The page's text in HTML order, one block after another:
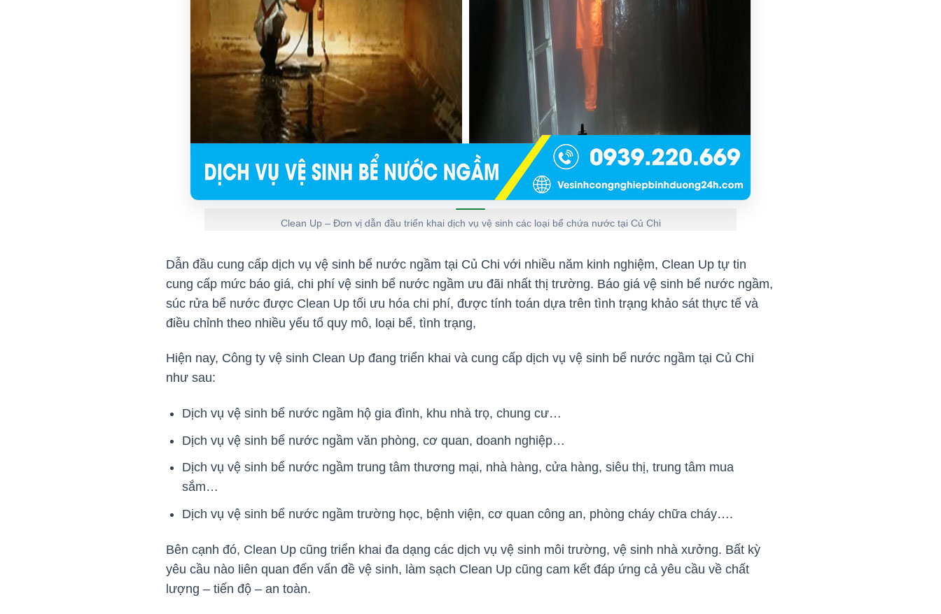
Clean Up – Đơn vị dẫn đầu triển khai dịch vụ vệ sinh các loại bể chứa nước tại Củ Chi
Dẫn đầu cung cấp dịch vụ vệ sinh bể nước ngầm tại Củ Chi với nhiều năm kinh nghiệm, Clean Up tự tin
cung cấp mức báo giá, chi phí vệ sinh bể nước ngầm ưu đãi nhất thị trường. Báo giá vệ sinh bể nước ngầm,
súc rửa bể nước được Clean Up tối ưu hóa chi phí, được tính toán dựa trên tình trạng khảo sát thực tế và
điều chỉnh theo nhiều yếu tố quy mô, loại bể, tình trạng,
Hiện nay, Công ty vệ sinh Clean Up đang triển khai và cung cấp dịch vụ vệ sinh bể nước ngầm tại Củ Chi
như sau:
Dịch vụ vệ sinh bể nước ngầm hộ gia đình, khu nhà trọ, chung cư…
Dịch vụ vệ sinh bể nước ngầm văn phòng, cơ quan, doanh nghiệp…
Dịch vụ vệ sinh bể nước ngầm trung tâm thương mại, nhà hàng, cửa hàng, siêu thị, trung tâm mua
sắm…
Dịch vụ vệ sinh bể nước ngầm trường học, bệnh viện, cơ quan công an, phòng cháy chữa cháy….
Bên cạnh đó, Clean Up cũng triển khai đa dạng các dịch vụ vệ sinh môi trường, vệ sinh nhà xưởng. Bất kỳ
yêu cầu nào liên quan đến vấn đề vệ sinh, làm sạch Clean Up cũng cam kết đáp ứng cả yêu cầu về chất
lượng – tiến độ – an toàn.